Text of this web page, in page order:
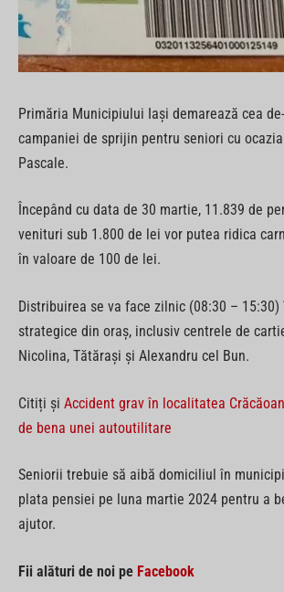
Primăria Municipiului Iași demarează cea
campaniei de sprijin pentru seniori cu
Pascale.
Începând cu data de 30 martie, 11.839 de
venituri sub 1.800 de lei vor putea ridica
în valoare de 100 de lei.
Distribuirea se va face zilnic (08:30 –
strategice din oraș, inclusiv centrele de
Nicolina, Tătărași și Alexandru cel Bun.
Citiți și Accident grav în localitatea
de bena unei autoutilitare
Seniorii trebuie să aibă domiciliul în
plata pensiei pe luna martie 2024 pentru a
ajutor.
Fii alături de noi pe Facebook